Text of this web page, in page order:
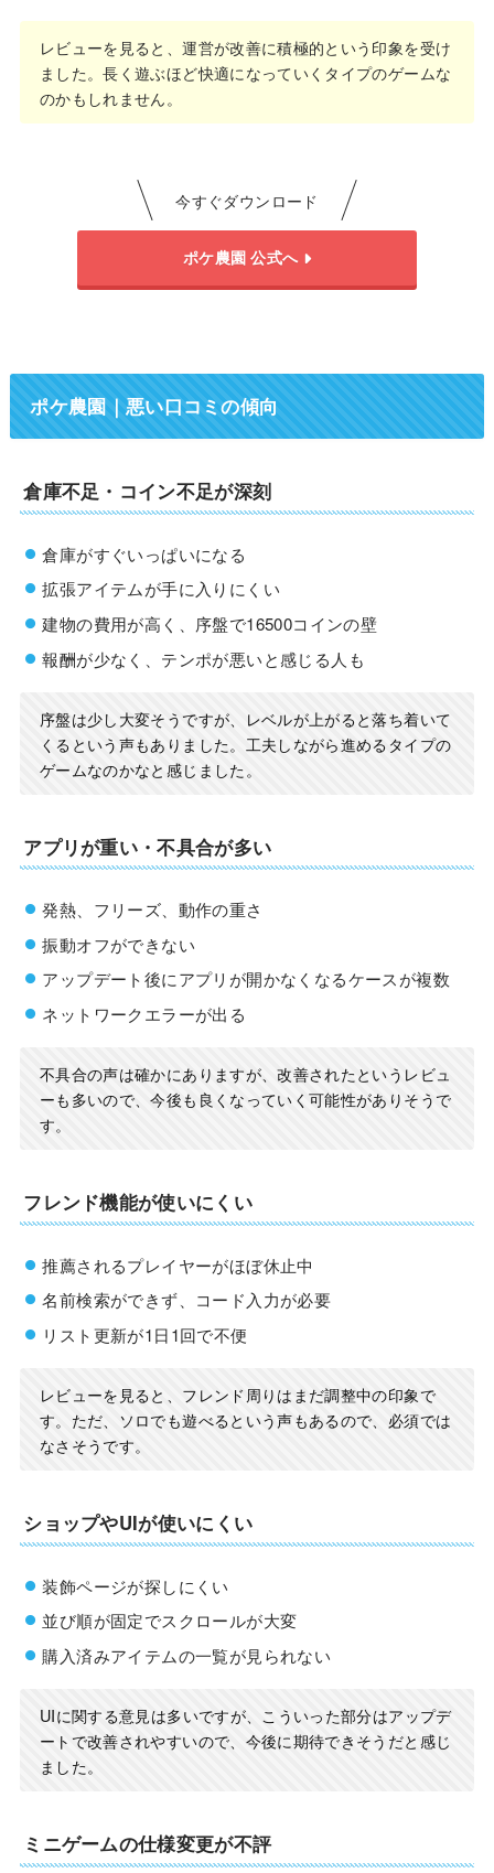
レビューを見ると、運営が改善に積極的という印象を受け
ました。長く遊ぶほど快適になっていくタイプのゲームな
のかもしれません。
今すぐダウンロード
ポケ農園 公式へ
ポケ農園｜ 悪い口コミの傾向
倉庫不足・コイン不足が深刻
倉庫がすぐいっぱいになる
拡張アイテムが手に入りにくい
建物の費用が高く、序盤で16500コインの壁
報酬が少なく、テンポが悪いと感じる人も
序盤は少し大変そうですが、レベルが上がると落ち着いて
くるという声もありました。工夫しながら進めるタイプの
ゲームなのかなと感じました。
アプリが重い・不具合が多い
発熱、フリーズ、動作の重さ
振動オフができない
アップデート後にアプリが開かなくなるケースが複数
ネットワークエラーが出る
不具合の声は確かにありますが、改善されたというレビュ
ーも多いので、今後も良くなっていく可能性がありそうで
す。
フレンド機能が使いにくい
推薦されるプレイヤーがほぼ休止中
名前検索ができず、コード入力が必要
リスト更新が1日1回で不便
レビューを見ると、フレンド周りはまだ調整中の印象で
す。ただ、ソロでも遊べるという声もあるので、必須では
なさそうです。
ショップやUIが使いにくい
装飾ページが探しにくい
並び順が固定でスクロールが大変
購入済みアイテムの一覧が見られない
UIに関する意見は多いですが、こういった部分はアップデ
ートで改善されやすいので、今後に期待できそうだと感じ
ました。
ミニゲームの仕様変更が不評